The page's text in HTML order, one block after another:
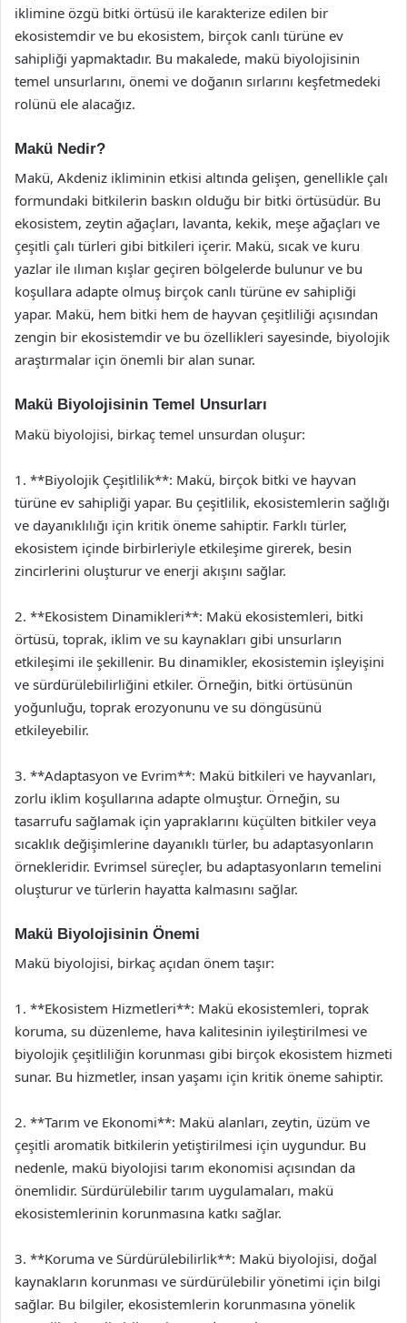
iklimine özgü bitki örtüsü ile karakterize edilen bir
ekosistemdir ve bu ekosistem, birçok canlı türüne ev
sahipliği yapmaktadır. Bu makalede, makü biyolojisinin
temel unsurlarını, önemi ve doğanın sırlarını keşfetmedeki
rolünü ele alacağız.
Makü Nedir?
Makü, Akdeniz ikliminin etkisi altında gelişen, genellikle çalı
formundaki bitkilerin baskın olduğu bir bitki örtüsüdür. Bu
ekosistem, zeytin ağaçları, lavanta, kekik, meşe ağaçları ve
çeşitli çalı türleri gibi bitkileri içerir. Makü, sıcak ve kuru
yazlar ile ılıman kışlar geçiren bölgelerde bulunur ve bu
koşullara adapte olmuş birçok canlı türüne ev sahipliği
yapar. Makü, hem bitki hem de hayvan çeşitliliği açısından
zengin bir ekosistemdir ve bu özellikleri sayesinde, biyolojik
araştırmalar için önemli bir alan sunar.
Makü Biyolojisinin Temel Unsurları
Makü biyolojisi, birkaç temel unsurdan oluşur:
1. **Biyolojik Çeşitlilik**: Makü, birçok bitki ve hayvan
türüne ev sahipliği yapar. Bu çeşitlilik, ekosistemlerin sağlığı
ve dayanıklılığı için kritik öneme sahiptir. Farklı türler,
ekosistem içinde birbirleriyle etkileşime girerek, besin
zincirlerini oluşturur ve enerji akışını sağlar.
2. **Ekosistem Dinamikleri**: Makü ekosistemleri, bitki
örtüsü, toprak, iklim ve su kaynakları gibi unsurların
etkileşimi ile şekillenir. Bu dinamikler, ekosistemin işleyişini
ve sürdürülebilirliğini etkiler. Örneğin, bitki örtüsünün
yoğunluğu, toprak erozyonunu ve su döngüsünü
etkileyebilir.
3. **Adaptasyon ve Evrim**: Makü bitkileri ve hayvanları,
zorlu iklim koşullarına adapte olmuştur. Örneğin, su
tasarrufu sağlamak için yapraklarını küçülten bitkiler veya
sıcaklık değişimlerine dayanıklı türler, bu adaptasyonların
örnekleridir. Evrimsel süreçler, bu adaptasyonların temelini
oluşturur ve türlerin hayatta kalmasını sağlar.
Makü Biyolojisinin Önemi
Makü biyolojisi, birkaç açıdan önem taşır:
1. **Ekosistem Hizmetleri**: Makü ekosistemleri, toprak
koruma, su düzenleme, hava kalitesinin iyileştirilmesi ve
biyolojik çeşitliliğin korunması gibi birçok ekosistem hizmeti
sunar. Bu hizmetler, insan yaşamı için kritik öneme sahiptir.
2. **Tarım ve Ekonomi**: Makü alanları, zeytin, üzüm ve
çeşitli aromatik bitkilerin yetiştirilmesi için uygundur. Bu
nedenle, makü biyolojisi tarım ekonomisi açısından da
önemlidir. Sürdürülebilir tarım uygulamaları, makü
ekosistemlerinin korunmasına katkı sağlar.
3. **Koruma ve Sürdürülebilirlik**: Makü biyolojisi, doğal
kaynakların korunması ve sürdürülebilir yönetimi için bilgi
sağlar. Bu bilgiler, ekosistemlerin korunmasına yönelik